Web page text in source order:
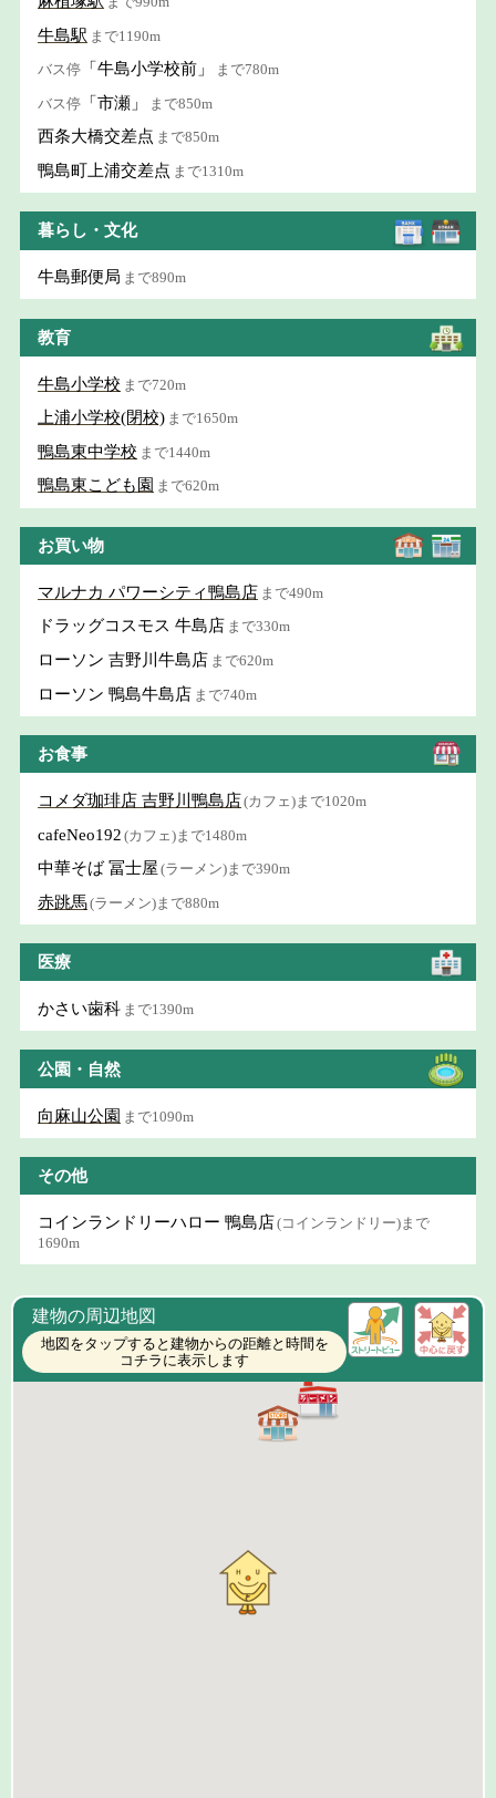
牛島駅 まで1190m
バス停 「牛島小学校前」 まで780m
バス停 「市瀬」 まで850m
西条大橋交差点 まで850m
鴨島町上浦交差点 まで1310m
暮らし・文化
牛島郵便局 まで890m
教育
牛島小学校 まで720m
上浦小学校(閉校) まで1650m
鴨島東中学校 まで1440m
鴨島東こども園 まで620m
お買い物
マルナカ パワーシティ鴨島店 まで490m
ドラッグコスモス 牛島店 まで330m
ローソン 吉野川牛島店 まで620m
ローソン 鴨島牛島店 まで740m
お食事
コメダ珈琲店 吉野川鴨島店(カフェ)まで1020m
cafeNeo192 (カフェ)まで1480m
中華そば 冨士屋 (ラーメン)まで390m
赤跳馬(ラーメン)まで880m
医療
かさい歯科 まで1390m
公園・自然
向麻山公園 まで1090m
その他
コインランドリーハロー 鴨島店(コインランドリー)まで
1690m
建物の周辺地図
地図をタップすると建物からの距離と時間を
コチラに表示します